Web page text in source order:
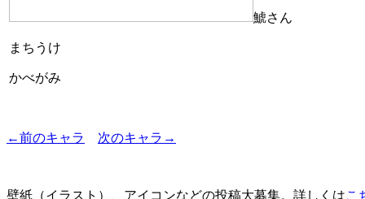
鯱さん
まちうけ
かべがみ
←前のキャラ 次のキャラ→
壁紙（イラスト）、アイコンなどの投稿大募集。詳しくはこ